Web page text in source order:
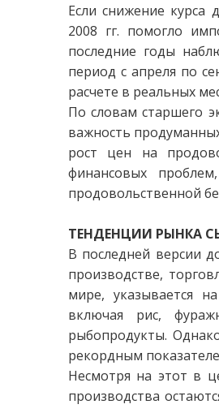
Если снижение курса
2008 гг. помогло
последние годы
период с апреля по
расчете в реальных
По словам старшего
важность
рост цен на
финансовых
продовольственной
ТЕНДЕНЦИИ РЫНКА
В последней версии
производстве,
мире, указывается
включая рис,
рыбопродукты.
рекордным
Несмотря на этот в
производства